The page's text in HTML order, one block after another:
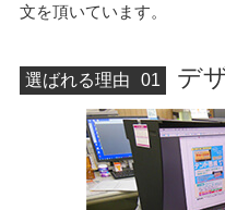
文を頂いています。
選ばれる理由 01 デ